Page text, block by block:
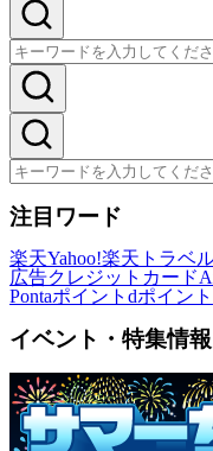
注目ワード
楽天Yahoo!楽天トラベ
広告クレジットカード
Pontaポイント dポイント
イベント・特集情報